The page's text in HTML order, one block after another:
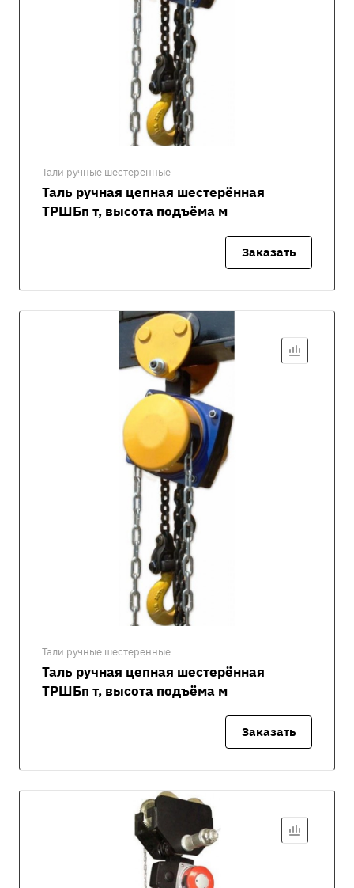
Тали ручные шестеренные
Таль ручная цепная шестерённая
ТРШБп т, высота подъёма м
Заказать
Тали ручные шестеренные
Таль ручная цепная шестерённая
ТРШБп т, высота подъёма м
Заказать